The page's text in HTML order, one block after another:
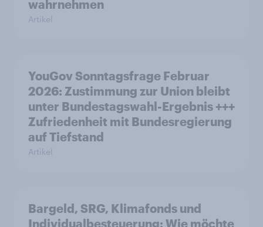
wahrnehmen
Artikel
YouGov Sonntagsfrage Februar
2026: Zustimmung zur Union bleibt
unter Bundestagswahl-Ergebnis +++
Zufriedenheit mit Bundesregierung
auf Tiefstand
Artikel
Bargeld, SRG, Klimafonds und
Individualbesteuerung: Wie möchte